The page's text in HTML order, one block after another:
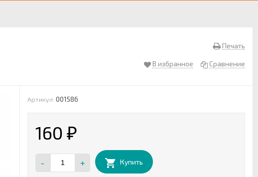
Печать
В избранное Сравнение
Артикул: 001586
160 ₽
- + Купить